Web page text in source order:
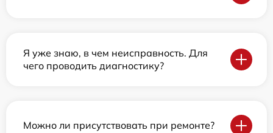
Я уже знаю, в чем неисправность. Для
чего проводить диагностику?
Можно ли присутствовать при ремонте?